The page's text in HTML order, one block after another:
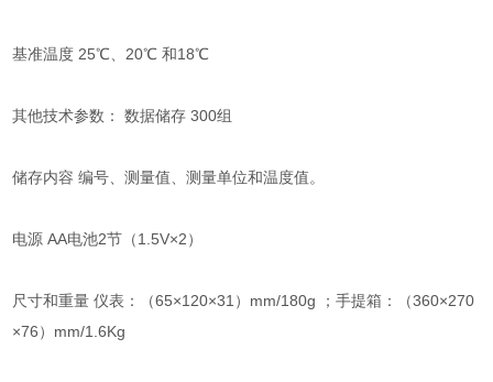
基准温度 25℃、20℃ 和18℃
其他技术参数： 数据储存 300组
储存内容 编号、测量值、测量单位和温度值。
电源 AA电池2节（1.5V×2）
尺寸和重量 仪表：（65×120×31）mm/180g ；手提箱：（360×270
×76）mm/1.6Kg